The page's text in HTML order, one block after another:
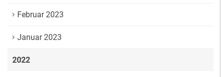
Februar 2023
Januar 2023
2022